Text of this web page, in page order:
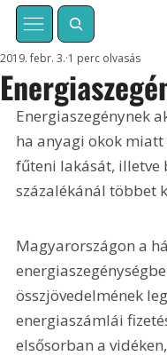
2019. febr. 3. 1 perc olvasás
Energiaszegénynek
ha anyagi okok
fűteni lakását, illetve
százalékánál többet
Magyarországon a
összjövedelmének
energiaszámlái
elsősorban a